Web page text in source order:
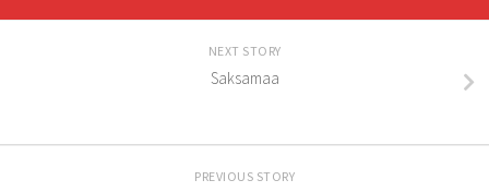
NEXT STORY
Saksamaa
PREVIOUS STORY